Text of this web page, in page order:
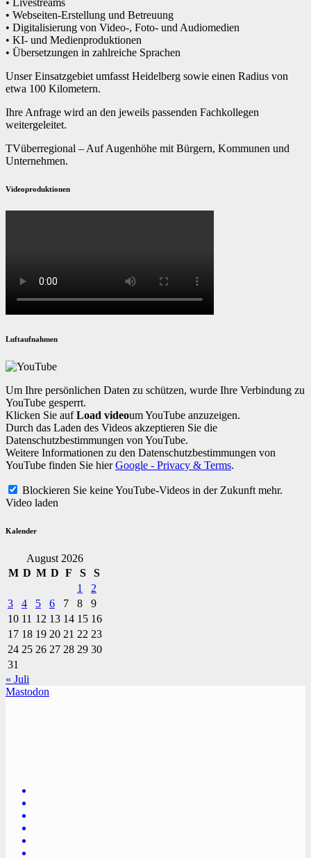
• Livestreams
• Webseiten-Erstellung und Betreuung
• Digitalisierung von Video-, Foto- und Audiomedien
• KI- und Medienproduktionen
• Übersetzungen in zahlreiche Sprachen
Unser Einsatzgebiet umfasst Heidelberg sowie einen Radius von
etwa 100 Kilometern.
Ihre Anfrage wird an den jeweils passenden Fachkollegen
weitergeleitet.
TVüberregional – Auf Augenhöhe mit Bürgern, Kommunen und
Unternehmen.
Videoproduktionen
Luftaufnahmen
Um Ihre persönlichen Daten zu schützen, wurde Ihre Verbindung zu
YouTube gesperrt.
Klicken Sie aufLoad videoum YouTube anzuzeigen.
Durch das Laden des Videos akzeptieren Sie die
Datenschutzbestimmungen von YouTube.
Weitere Informationen zu den Datenschutzbestimmungen von
YouTube finden Sie hierGoogle - Privacy & Terms.
Blockieren Sie keine YouTube-Videos in der Zukunft mehr.
Video laden
Kalender
August 2026
M D M D F S
S
1
2
3
4 5 6 7 8
9
10 11 12 13 14 15 16
17 18 19 20 21 22 23
24 25 26 27 28 29 30
31
« Juli
Mastodon